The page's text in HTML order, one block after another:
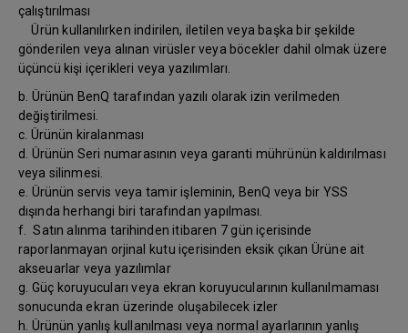
çalıştırılması
Ürün kullanılırken indirilen, iletilen veya başka bir şekilde
gönderilen veya alınan virüsler veya böcekler dahil olmak üzere
üçüncü kişi içerikleri veya yazılımları.
b. Ürünün BenQ tarafından yazılı olarak izin verilmeden
değiştirilmesi.
c. Ürünün kiralanması
d. Ürünün Seri numarasının veya garanti mührünün kaldırılması
veya silinmesi.
e. Ürünün servis veya tamir işleminin, BenQ veya bir YSS
dışında herhangi biri tarafından yapılması.
f. Satın alınma tarihinden itibaren 7 gün içerisinde
raporlanmayan orjinal kutu içerisinden eksik çıkan Ürüne ait
akseuarlar veya yazılımlar
g. Güç koruyucuları veya ekran koruyucularının kullanılmaması
sonucunda ekran üzerinde oluşabilecek izler
h. Ürünün yanlış kullanılması veya normal ayarlarının yanlış